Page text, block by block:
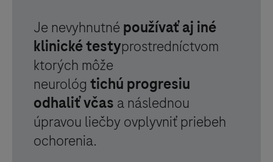
Je nevyhnutné používať aj iné
klinické testyprostredníctvom
ktorých môže
neurológtichú progresiu
odhaliť včas a následnou
úpravou liečby ovplyvniť priebeh
ochorenia.